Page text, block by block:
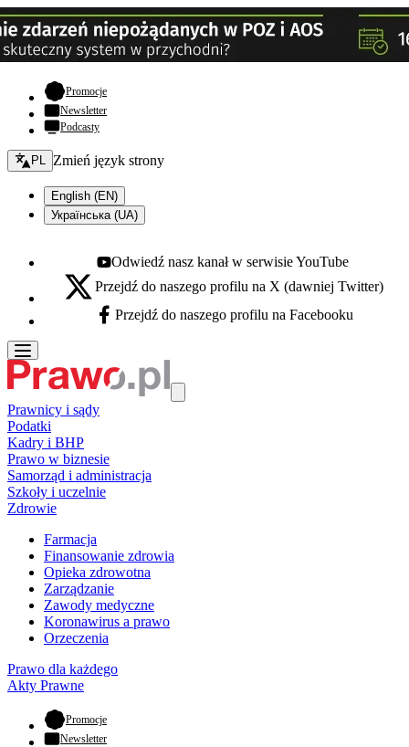
Promocje- otwiera się w nowej karcie
Newsletter
Podcasty
Zmień język - bieżący:
PL Zmień język strony
English (EN)
Українська (UA)
Youtube - otwiera się w nowej karcie
Odwiedź nasz kanał w serwisie YouTube
X - otwiera się w nowej karcie
Przejdź do naszego profilu na X (dawniej Twitter)
Facebook - otwiera się w nowej karcie
Przejdź do naszego profilu na Facebooku
Prawnicy i sądy
Podatki
Kadry i BHP
Prawo w biznesie
Samorząd i administracja
Szkoły i uczelnie
Zdrowie
Farmacja
Finansowanie zdrowia
Opieka zdrowotna
Zarządzanie
Zawody medyczne
Koronawirus a prawo
Orzeczenia
Prawo dla każdego
Akty Prawne
Promocje- otwiera się w nowej karcie
Newsletter